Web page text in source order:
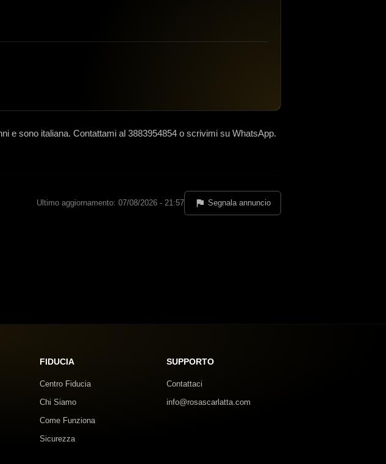
e sono italiana. Contattami al 3883954854 o scrivimi su WhatsApp.
Ultimo aggiornamento: 07/08/2026 - 21:57 Segnala annuncio
FIDUCIA
Centro Fiducia
Chi Siamo
Come Funziona
Sicurezza
SUPPORTO
Contattaci
info@rosascarlatta.com